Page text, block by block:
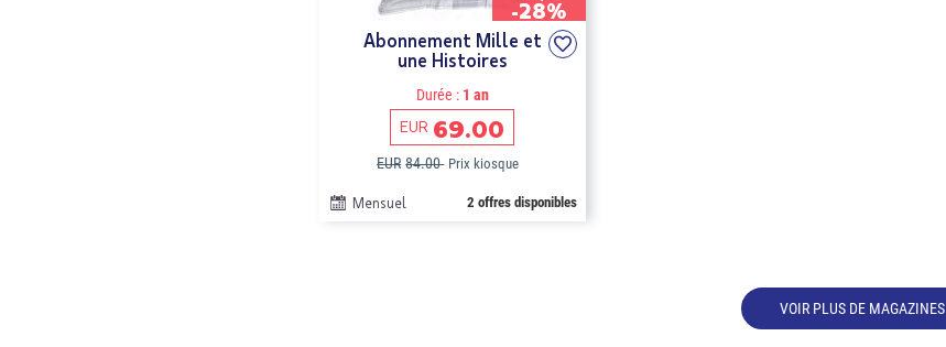
-28%
Abonnement Mille et
une Histoires
Durée :1 an
EUR 69.00
EUR 84.00 Prix kiosque
Mensuel 2 offres disponibles
VOIR PLUS DE MAGAZINES